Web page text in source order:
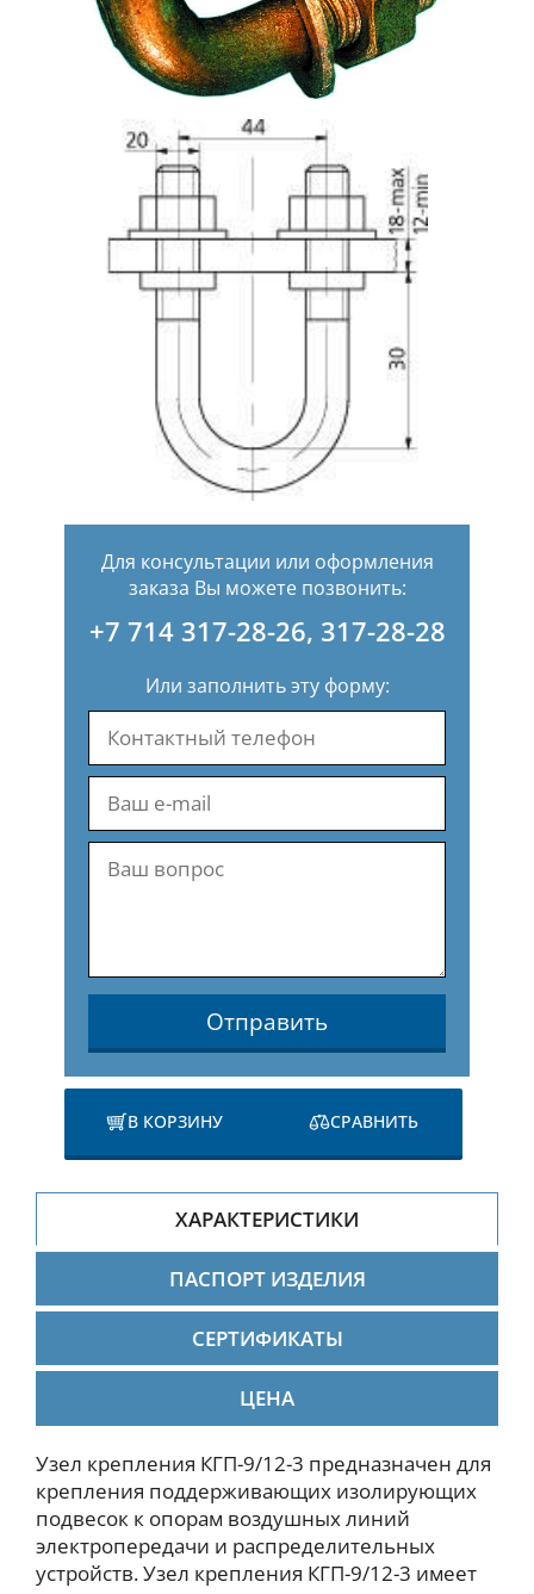
Для консультации или оформления
заказа Вы можете позвонить:
+7 714 317-28-26, 317-28-28
Или заполнить эту форму:
Отправить
В КОРЗИНУ СРАВНИТЬ
ХАРАКТЕРИСТИКИ
ПАСПОРТ ИЗДЕЛИЯ
СЕРТИФИКАТЫ
ЦЕНА
Узел крепления КГП-9/12-3 предназначен для
крепления поддерживающих изолирующих
подвесок к опорам воздушных линий
электропередачи и распределительных
устройств. Узел крепления КГП-9/12-3 имеет